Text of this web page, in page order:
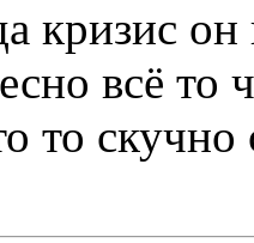
кризис
всё то
то скучно